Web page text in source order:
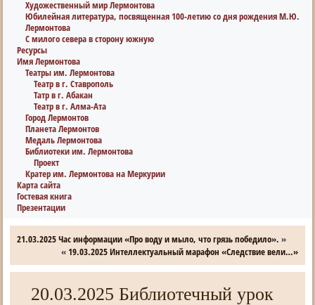
Художественный мир Лермонтова
Юбилейная литература, посвященная 100-летию со дня рождения М.Ю.
Лермонтова
С милого севера в сторону южную
Ресурсы
Имя Лермонтова
Театры им. Лермонтова
Театр в г. Ставрополь
Татр в г. Абакан
Театр в г. Алма-Ата
Город Лермонтов
Планета Лермонтов
Медаль Лермонтова
Библиотеки им. Лермонтова
Проект
Кратер им. Лермонтова на Меркурии
Карта сайта
Гостевая книга
Презентации
21.03.2025 Час информации «Про воду и мыло, что грязь победило». »
«19.03.2025 Интеллектуальный марафон «Следствие вели…»
20.03.2025 Библиотечный урок